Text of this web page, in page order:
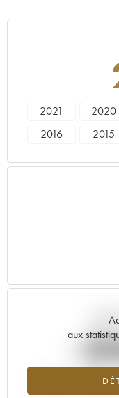
2021 2020
2016
2015
aux
-
Tendance à la